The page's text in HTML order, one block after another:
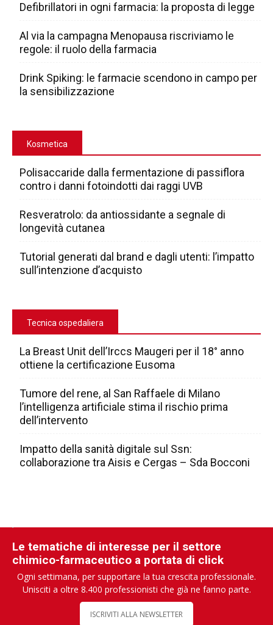
Defibrillatori in ogni farmacia: la proposta di legge
Al via la campagna Menopausa riscriviamo le
regole: il ruolo della farmacia
Drink Spiking: le farmacie scendono in campo per
la sensibilizzazione
Kosmetica
Polisaccaride dalla fermentazione di passiflora
contro i danni fotoindotti dai raggi UVB
Resveratrolo: da antiossidante a segnale di
longevità cutanea
Tutorial generati dal brand e dagli utenti: l’impatto
sull’intenzione d’acquisto
Tecnica ospedaliera
La Breast Unit dell’Irccs Maugeri per il 18° anno
ottiene la certificazione Eusoma
Tumore del rene, al San Raffaele di Milano
l’intelligenza artificiale stima il rischio prima
dell’intervento
Impatto della sanità digitale sul Ssn:
collaborazione tra Aisis e Cergas – Sda Bocconi
Le tematiche di interesse per il settore
chimico-farmaceutico a portata di click
Ogni settimana, per supportare la tua crescita professionale.
Unisciti a oltre 8.400 professionisti che già ne fanno parte.
ISCRIVITI ALLA NEWSLETTER